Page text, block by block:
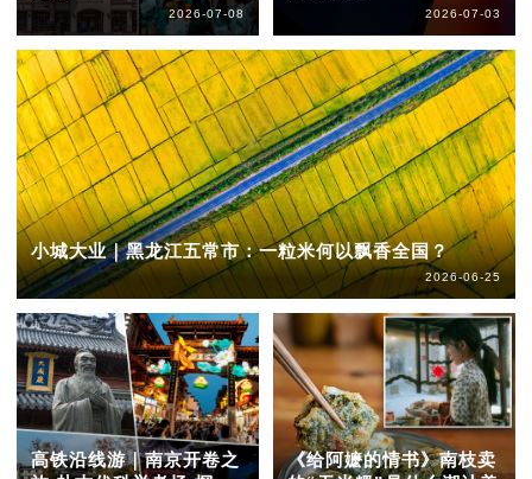
2026-07-08 2026-07-03
小城大业｜黑龙江五常市：一粒米何以飘香全国？
2026-06-25
高铁沿线游｜南京开卷之
《给阿嬷的情书》南枝卖